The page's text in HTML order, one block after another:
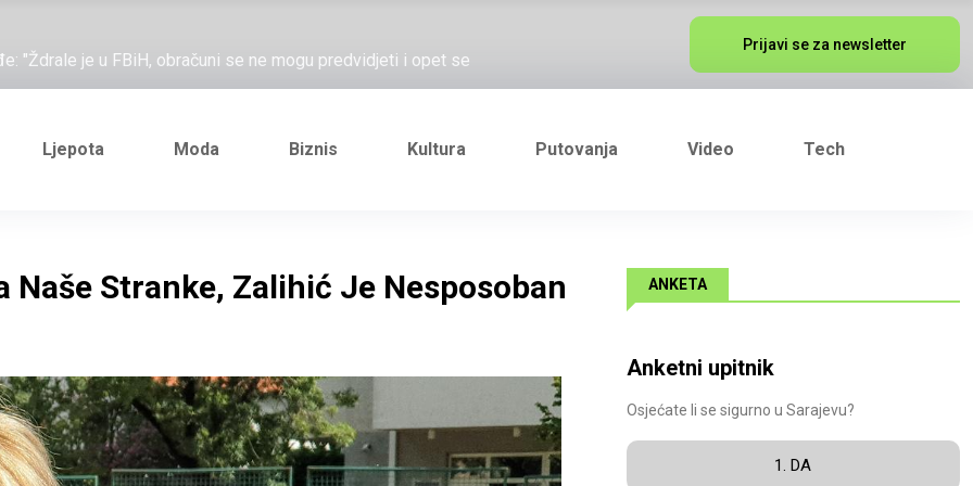
"Ždrale je u FBiH, obračuni se ne mogu predvidjeti i opet se
Željezničarov Karamarko
je general Izet Nanić, pogibijom je probio blokadu koja je
Prijavi se za newsletter
Ljepota Moda Biznis Kultura Putovanja Video Tech
Naše Stranke, Zalihić Je Nesposoban
ANKETA
Anketni upitnik
Osjećate li se sigurno u Sarajevu?
1. DA